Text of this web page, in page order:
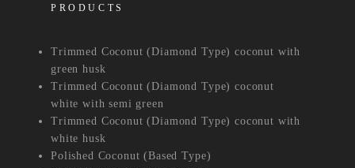
PRODUCTS
Trimmed Coconut (Diamond Type) coconut with
green husk
Trimmed Coconut (Diamond Type) coconut
white with semi green
Trimmed Coconut (Diamond Type) coconut with
white husk
Polished Coconut (Based Type)